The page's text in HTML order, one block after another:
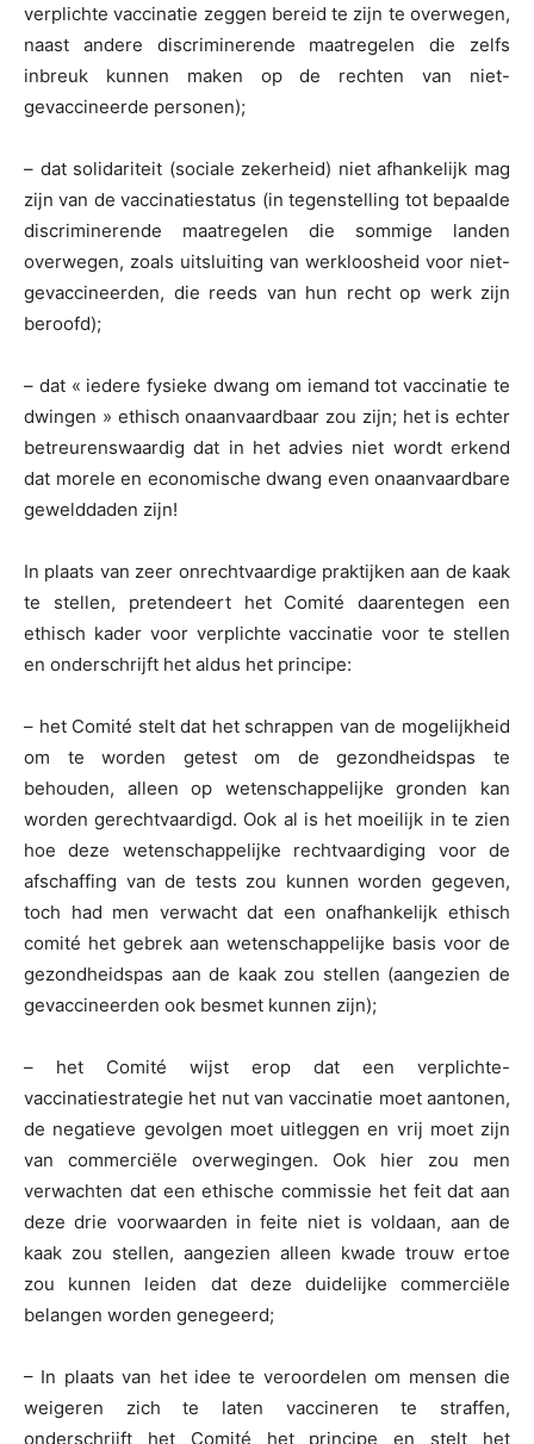
verplichte vaccinatie zeggen bereid te zijn te overwegen,
naast andere discriminerende maatregelen die zelfs
inbreuk kunnen maken op de rechten van niet-
gevaccineerde personen);
– dat solidariteit (sociale zekerheid) niet afhankelijk mag
zijn van de vaccinatiestatus (in tegenstelling tot bepaalde
discriminerende maatregelen die sommige landen
overwegen, zoals uitsluiting van werkloosheid voor niet-
gevaccineerden, die reeds van hun recht op werk zijn
beroofd);
– dat « iedere fysieke dwang om iemand tot vaccinatie te
dwingen » ethisch onaanvaardbaar zou zijn; het is echter
betreurenswaardig dat in het advies niet wordt erkend
dat morele en economische dwang even onaanvaardbare
gewelddaden zijn!
In plaats van zeer onrechtvaardige praktijken aan de kaak
te stellen, pretendeert het Comité daarentegen een
ethisch kader voor verplichte vaccinatie voor te stellen
en onderschrijft het aldus het principe:
– het Comité stelt dat het schrappen van de mogelijkheid
om te worden getest om de gezondheidspas te
behouden, alleen op wetenschappelijke gronden kan
worden gerechtvaardigd. Ook al is het moeilijk in te zien
hoe deze wetenschappelijke rechtvaardiging voor de
afschaffing van de tests zou kunnen worden gegeven,
toch had men verwacht dat een onafhankelijk ethisch
comité het gebrek aan wetenschappelijke basis voor de
gezondheidspas aan de kaak zou stellen (aangezien de
gevaccineerden ook besmet kunnen zijn);
– het Comité wijst erop dat een verplichte-
vaccinatiestrategie het nut van vaccinatie moet aantonen,
de negatieve gevolgen moet uitleggen en vrij moet zijn
van commerciële overwegingen. Ook hier zou men
verwachten dat een ethische commissie het feit dat aan
deze drie voorwaarden in feite niet is voldaan, aan de
kaak zou stellen, aangezien alleen kwade trouw ertoe
zou kunnen leiden dat deze duidelijke commerciële
belangen worden genegeerd;
– In plaats van het idee te veroordelen om mensen die
weigeren zich te laten vaccineren te straffen,
onderschrijft het Comité het principe en stelt het